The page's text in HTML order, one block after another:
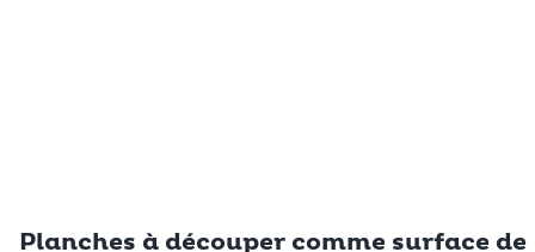
Planches à découper comme surface de